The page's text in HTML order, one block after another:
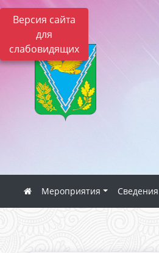
Версия сайта
для
слабовидящих
Мероприятия